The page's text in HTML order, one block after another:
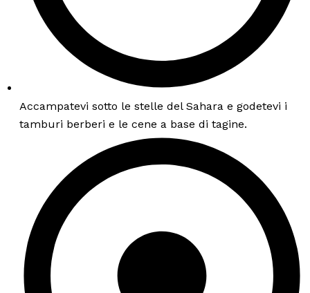
Accampatevi sotto le stelle del Sahara e godetevi i
tamburi berberi e le cene a base di tagine.